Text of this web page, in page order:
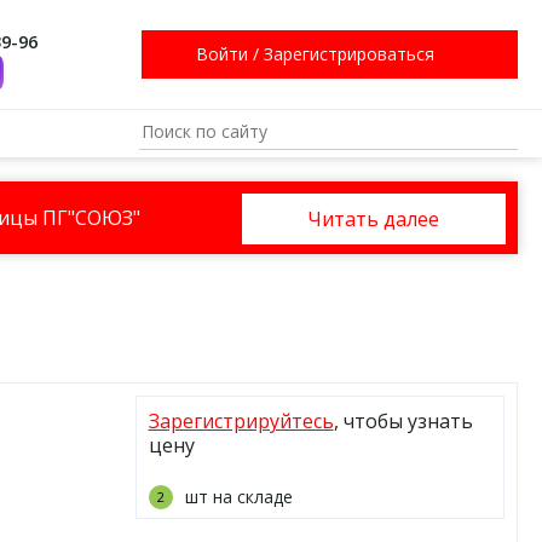
96
Войти / Зарегистрироваться
ПГ"СОЮЗ" Читать далее
Зарегистрируйтесь, чтобы узнать
цену
2 шт на складе